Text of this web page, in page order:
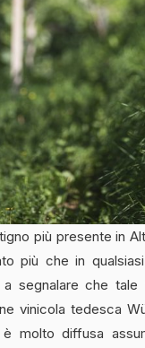
più presente in
più che in
segnalare che tale
vinicola tedesca
molto diffusa